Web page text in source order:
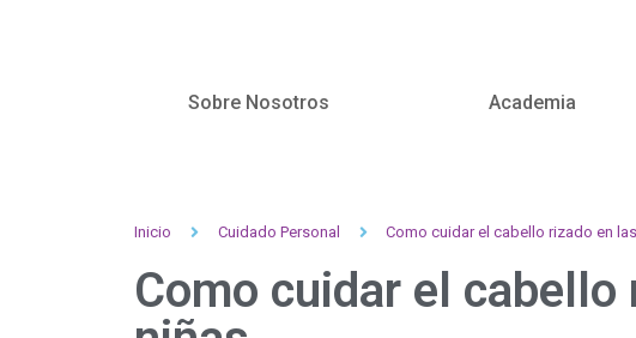
Sobre Nosotros Academia
Inicio Cuidado Personal Como cuidar el cabello rizado en
Como cuidar el cabello